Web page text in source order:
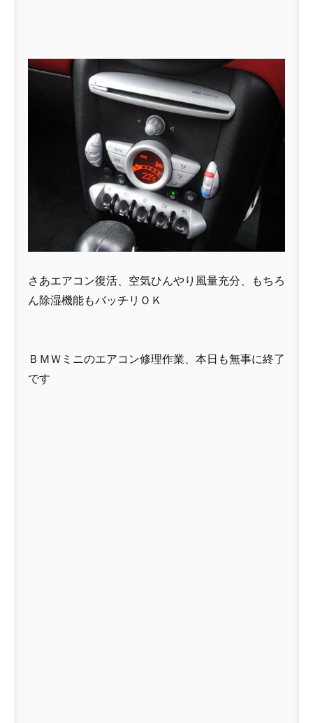
さあエアコン復活、空気ひんやり風量充分、もちろ
ん除湿機能もバッチリＯＫ
ＢＭＷミニのエアコン修理作業、本日も無事に終了
です